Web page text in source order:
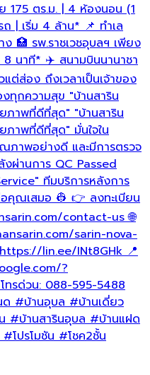
175 ตร.ม. | 4 ห้องนอน (1
| เริ่ม 4 ล้าน* 📌 ทำเล
ง 🏥 รพ.ราชเวชอุบลฯ เพียง
นาที* ✈️ สนามบินนานาชา
ต่ส่อง ถึงเวลาเป็นเจ้าของ
งทุกความสุข "บ้านสาริน
ภาพที่ดีที่สุด" "บ้านสาริน
ภาพที่ดีที่สุด" มั่นใจใน
ภาพอย่างดี และมีการตรวจ
านการ QC Passed
ทีมบริการหลังการ
คุณเสมอ 👷 👉 ลงทะเบียน
contact-us 🌐
sarin-nova-
lin.ee/INt8GHk 📍
?
ทรด่วน: 088-595-5488
ด#บ้านอุบล #บ้านเดี่ยว
#บ้านสารินอุบล #บ้านแฝด
#โปรโมชัน #โชค2ชั้น